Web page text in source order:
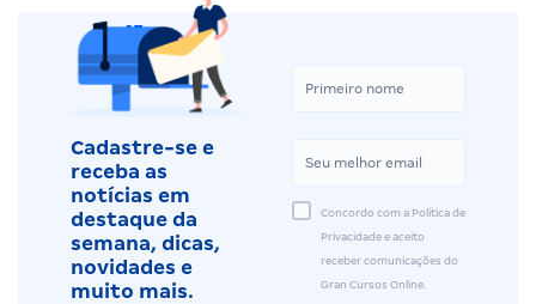
Cadastre-se e
receba as
notícias em
destaque da
semana, dicas,
novidades e
muito mais.
Concordo com a Política de
Privacidade e aceito
receber comunicações do
Gran Cursos Online.